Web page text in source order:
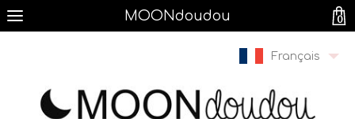
MOONdoudou
Français
0